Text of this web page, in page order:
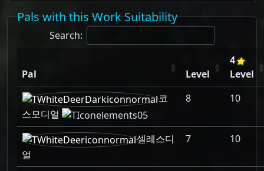
Pals with this Work Suitability
Search:
Pal Level
4
Level
코
스모디얼
8 10
셀레스디
얼
7 10